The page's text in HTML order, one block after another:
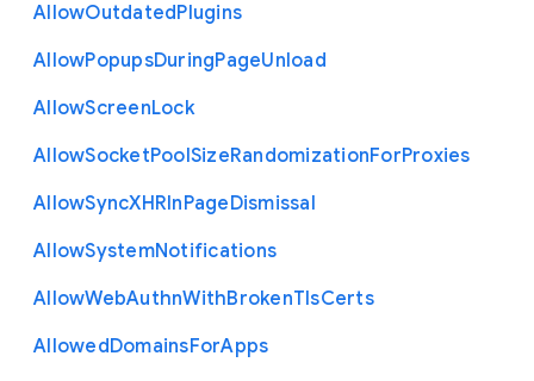
AllowOutdatedPlugins
AllowPopupsDuringPageUnload
AllowScreenLock
AllowSocketPoolSizeRandomizationForProxies
AllowSyncXHRInPageDismissal
AllowSystemNotifications
AllowWebAuthnWithBrokenTlsCerts
AllowedDomainsForApps